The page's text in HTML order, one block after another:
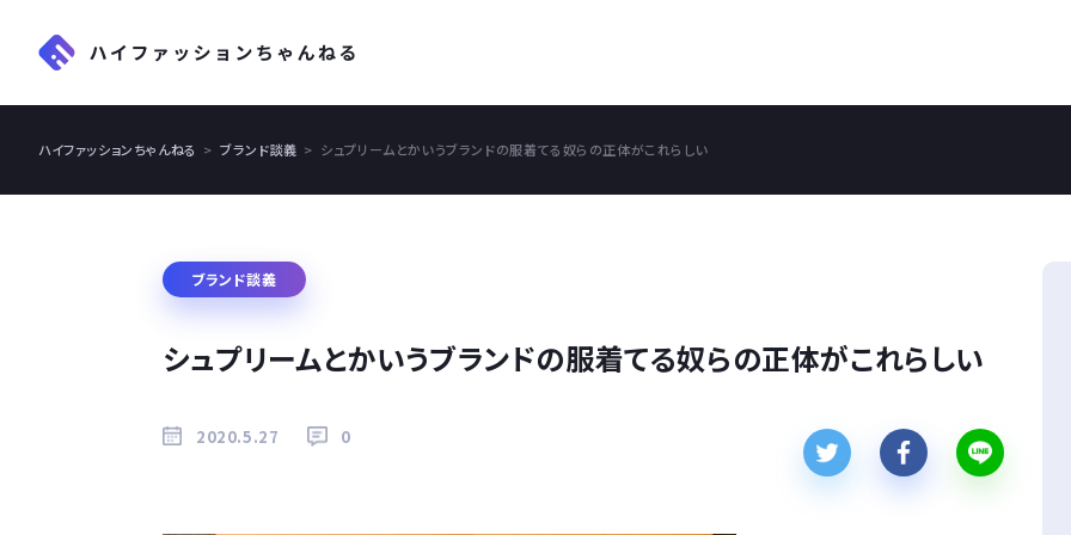
ハイファッションちゃんねる ブランド談義 シュプリームとかいうブランドの服着てる奴らの正体がこれらしい
ブランド談義
シュプリームとかいうブランドの服着てる奴らの正体がこれらしい
2020.5.27 0